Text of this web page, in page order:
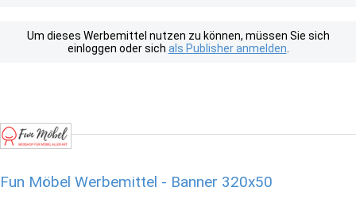
Um dieses Werbemittel nutzen zu können, müssen Sie sich
einloggen oder sich als Publisher anmelden
Fun Möbel Werbemittel - Banner 320x50